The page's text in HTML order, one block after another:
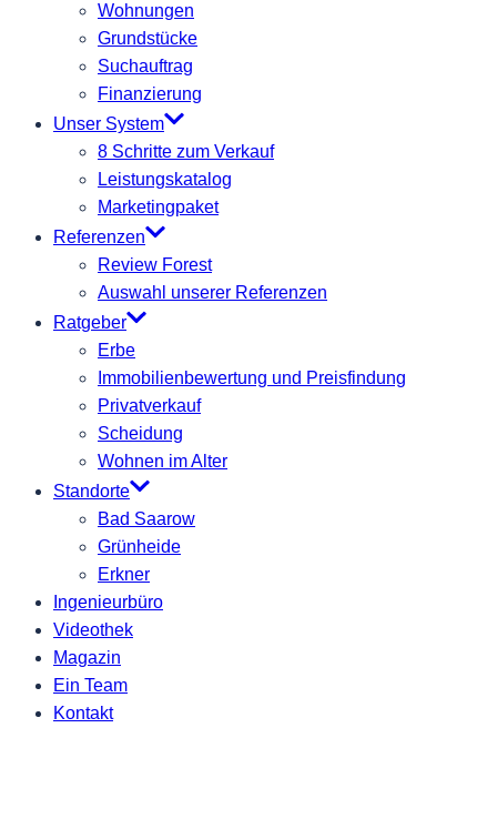
Wohnungen
Grundstücke
Suchauftrag
Finanzierung
Unser System
8 Schritte zum Verkauf
Leistungskatalog
Marketingpaket
Referenzen
Review Forest
Auswahl unserer Referenzen
Ratgeber
Erbe
Immobilienbewertung und Preisfindung
Privatverkauf
Scheidung
Wohnen im Alter
Standorte
Bad Saarow
Grünheide
Erkner
Ingenieurbüro
Videothek
Magazin
Ein Team
Kontakt